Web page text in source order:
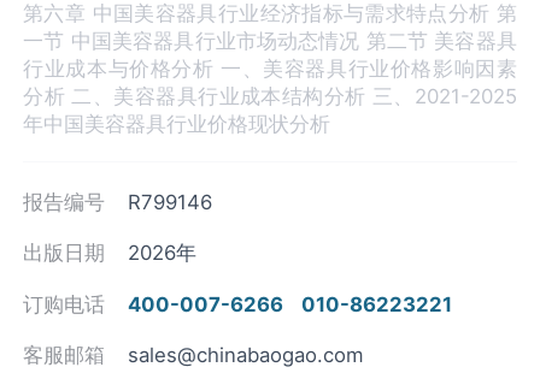
第六章 中国美容器具‌‌‌行业经济指标与需求特点分析 第
一节 中国美容器具‌‌‌行业市场动态情况 第二节 美容器具‌‌‌
行业成本与价格分析 一、美容器具行业价格影响因素
分析 二、美容器具行业成本结构分析 三、2021-2025
年中国美容器具行业价格现状分析
报告编号 R799146
出版日期 2026年
订购电话 400-007-6266 010-86223221
客服邮箱 sales@chinabaogao.com